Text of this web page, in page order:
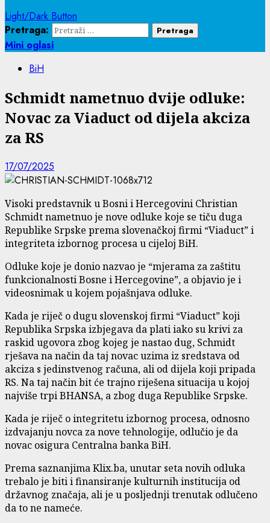
Light/Dark Button
Pretraga:
Mini oglasi
BiH
Schmidt nametnuo dvije odluke:
Novac za Viaduct od dijela akciza
za RS
17/07/2025
Visoki predstavnik u Bosni i Hercegovini Christian
Schmidt nametnuo je nove odluke koje se tiču duga
Republike Srpske prema slovenačkoj firmi “Viaduct” i
integriteta izbornog procesa u cijeloj BiH.
Odluke koje je donio nazvao je “mjerama za zaštitu
funkcionalnosti Bosne i Hercegovine”, a objavio je i
videosnimak u kojem pojašnjava odluke.
Kada je riječ o dugu slovenskoj firmi “Viaduct” koji
Republika Srpska izbjegava da plati iako su krivi za
raskid ugovora zbog kojeg je nastao dug, Schmidt
rješava na način da taj novac uzima iz sredstava od
akciza s jedinstvenog računa, ali od dijela koji pripada
RS. Na taj način bit će trajno riješena situacija u kojoj
najviše trpi BHANSA, a zbog duga Republike Srpske.
Kada je riječ o integritetu izbornog procesa, odnosno
izdvajanju novca za nove tehnologije, odlučio je da
novac osigura Centralna banka BiH.
Prema saznanjima Klix.ba, unutar seta novih odluka
trebalo je biti i finansiranje kulturnih institucija od
državnog značaja, ali je u posljednji trenutak odlučeno
da to ne nameće.